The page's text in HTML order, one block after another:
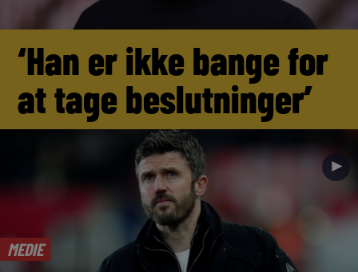
‘Han er ikke bange for
at tage beslutninger’
MEDIE
►